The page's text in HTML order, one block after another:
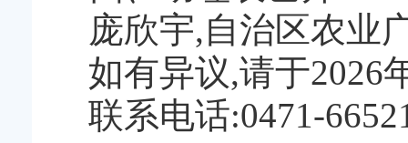
庞欣宇,自治区农业
如有异议,请于2026
联系电话:0471-